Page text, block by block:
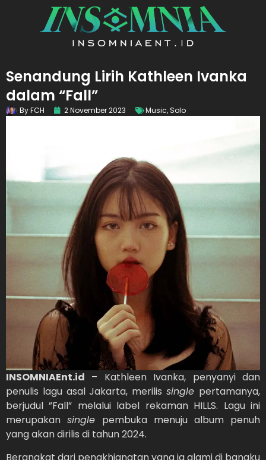
Senandung Lirih Kathleen Ivanka
dalam “Fall”
ByFCH 2 November 2023 Music, Solo
INSOMNIAEnt.id – Kathleen Ivanka, penyanyi dan
penulis lagu asal Jakarta, merilissingle pertamanya,
berjudul ”Fall” melalui label rekaman HILLS. Lagu ini
merupakan single pembuka menuju album penuh
yang akan dirilis di tahun 2024.
Berangkat dari pengkhianatan yang ia alami di bangku